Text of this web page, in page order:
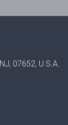
07652, U.S.A.